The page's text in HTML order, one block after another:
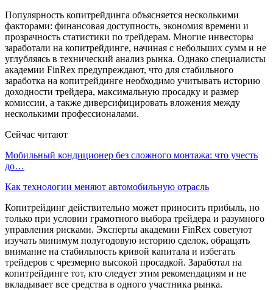
Популярность копитрейдинга объясняется несколькими
факторами: финансовая доступность, экономия времени и
прозрачность статистики по трейдерам. Многие инвесторы
заработали на копитрейдинге, начиная с небольших сумм и не
углубляясь в технический анализ рынка. Однако специалисты
академии FinRex предупреждают, что для стабильного
заработка на копитрейдинге необходимо учитывать историю
доходности трейдера, максимальную просадку и размер
комиссии, а также диверсифицировать вложения между
несколькими профессионалами.
Сейчас читают
Мобильный кондиционер без сложного монтажа: что учесть
до…
Как технологии меняют автомобильную отрасль
Копитрейдинг действительно может приносить прибыль, но
только при условии грамотного выбора трейдера и разумного
управления рисками. Эксперты академии FinRex советуют
изучать минимум полугодовую историю сделок, обращать
внимание на стабильность кривой капитала и избегать
трейдеров с чрезмерно высокой просадкой. Заработал на
копитрейдинге тот, кто следует этим рекомендациям и не
вкладывает все средства в одного участника рынка.